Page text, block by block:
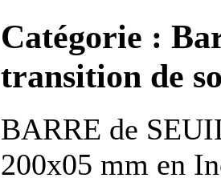
Catégorie :
transition de
BARRE de
200x05 mm en